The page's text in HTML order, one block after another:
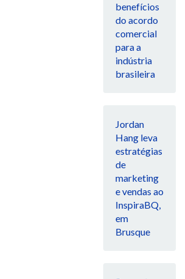
benefícios
do acordo
comercial
para a
indústria
brasileira
Jordan
Hang leva
estratégias
de
marketing
e vendas ao
InspiraBQ,
em
Brusque